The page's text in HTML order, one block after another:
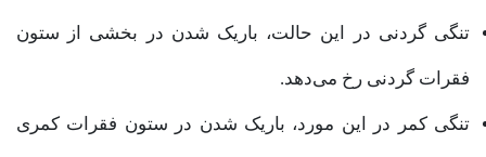
تنگی گردنی در این حالت، باریک شدن در بخشی از ستون
فقرات گردنی رخ می‌دهد.
تنگی کمر در این مورد، باریک شدن در ستون فقرات کمری